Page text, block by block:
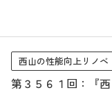
西山の性能向上リノベ
第３５６１回：『